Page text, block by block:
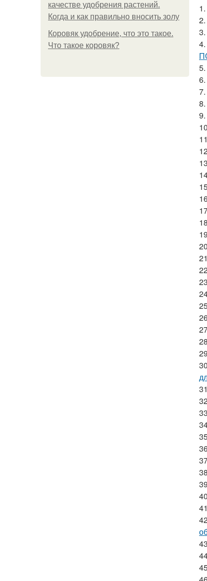
качестве удобрения растений.
Когда и как правильно вносить золу
Коровяк удобрение, что это такое.
Что такое коровяк?
1.
2.
3.
4.
5.
6.
7.
8.
9.